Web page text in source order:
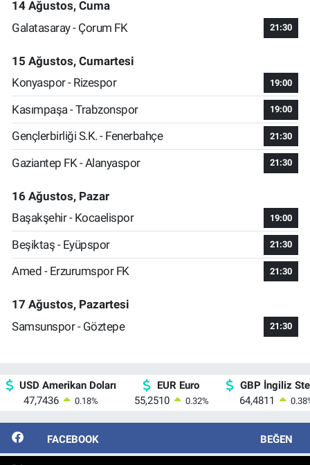
14 Ağustos, Cuma
Galatasaray - Çorum FK
21:30
15 Ağustos, Cumartesi
Konyaspor - Rizespor
19:00
Kasımpaşa - Trabzonspor 19:00
Gençlerbirliği S.K. - Fenerbahçe 21:30
Gaziantep FK - Alanyaspor 21:30
16 Ağustos, Pazar
Başakşehir - Kocaelispor
19:00
Beşiktaş - Eyüpspor 21:30
Amed - Erzurumspor FK 21:30
17 Ağustos, Pazartesi
Samsunspor - Göztepe
21:30
USD Amerikan Doları
47,7436
0.18%
EUR Euro
55,2510
0.32%
GBP İngiliz
64,4811
0.38
FACEBOOK BEĞEN